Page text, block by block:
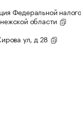
Федеральной
области
ул, д 28